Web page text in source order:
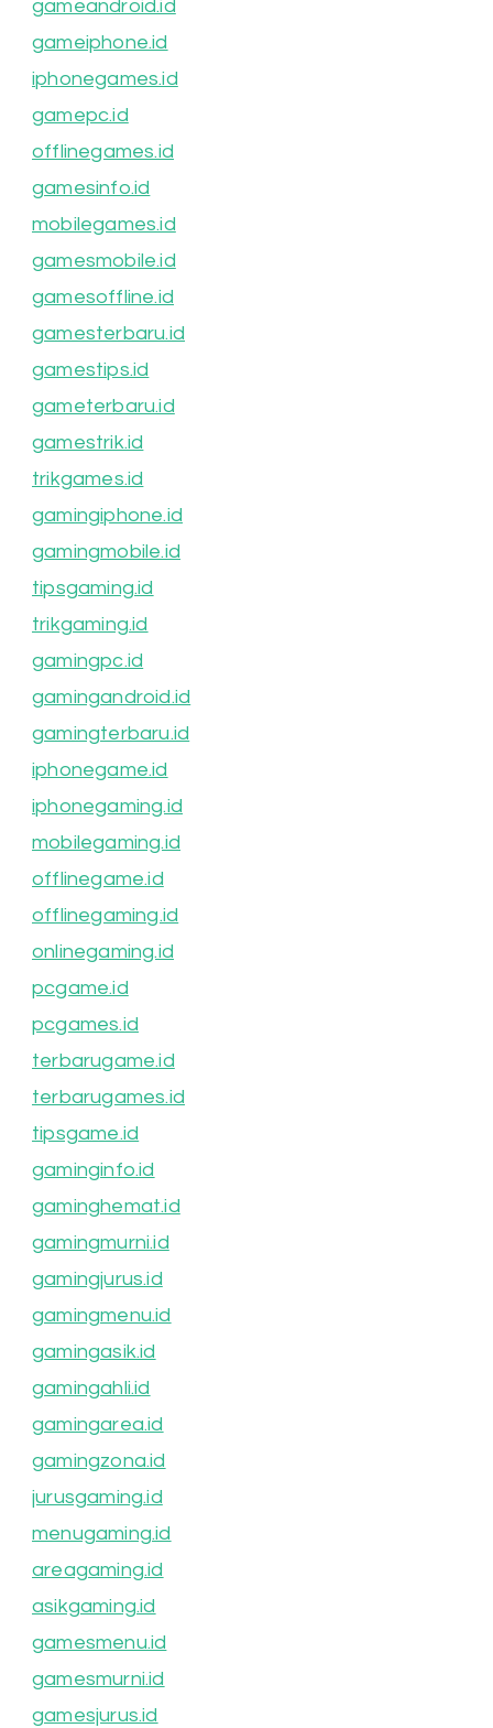
gameandroid.id
gameiphone.id
iphonegames.id
gamepc.id
offlinegames.id
gamesinfo.id
mobilegames.id
gamesmobile.id
gamesoffline.id
gamesterbaru.id
gamestips.id
gameterbaru.id
gamestrik.id
trikgames.id
gamingiphone.id
gamingmobile.id
tipsgaming.id
trikgaming.id
gamingpc.id
gamingandroid.id
gamingterbaru.id
iphonegame.id
iphonegaming.id
mobilegaming.id
offlinegame.id
offlinegaming.id
onlinegaming.id
pcgame.id
pcgames.id
terbarugame.id
terbarugames.id
tipsgame.id
gaminginfo.id
gaminghemat.id
gamingmurni.id
gamingjurus.id
gamingmenu.id
gamingasik.id
gamingahli.id
gamingarea.id
gamingzona.id
jurusgaming.id
menugaming.id
areagaming.id
asikgaming.id
gamesmenu.id
gamesmurni.id
gamesjurus.id